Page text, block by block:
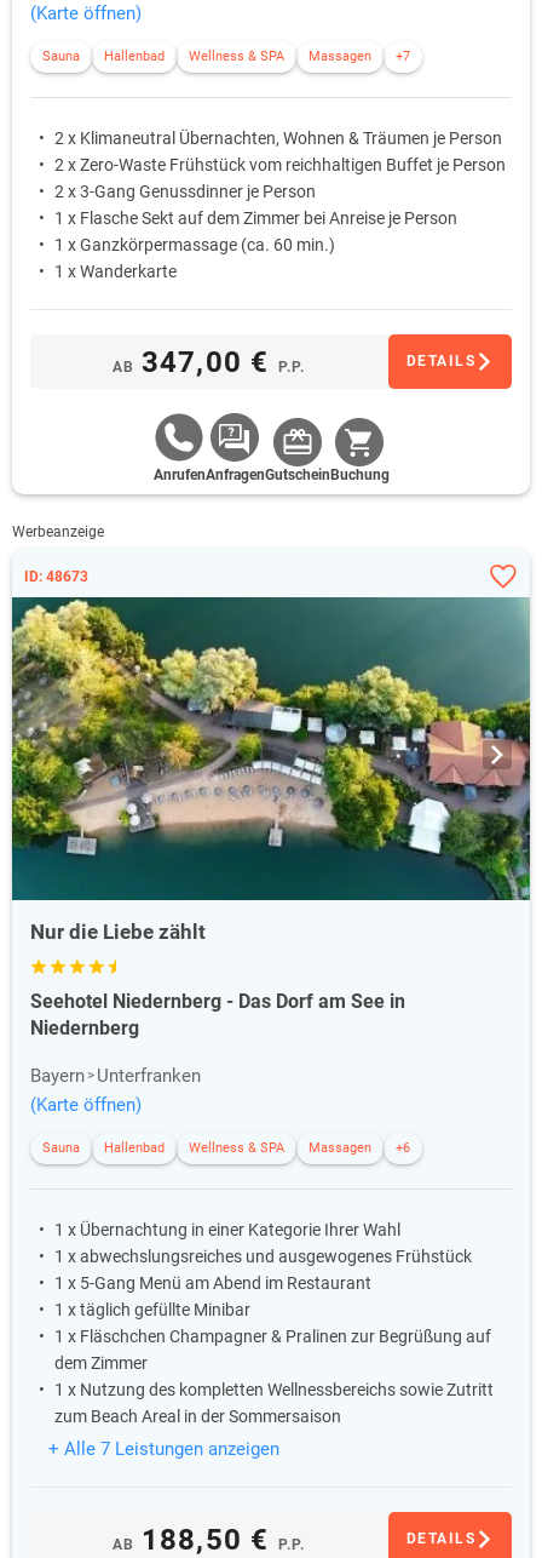
(Karte öffnen)
Sauna Hallenbad Wellness & SPA Massagen +7
2 x Klimaneutral Übernachten, Wohnen & Träumen je Person
2 x Zero-Waste Frühstück vom reichhaltigen Buffet je Person
2 x 3-Gang Genussdinner je Person
1 x Flasche Sekt auf dem Zimmer bei Anreise je Person
1 x Ganzkörpermassage (ca. 60 min.)
1 x Wanderkarte
AB 347,00 € P.P. DETAILS
AnrufenAnfragenGutschein Buchung
Werbeanzeige
ID: 48673
Nur die Liebe zählt
Seehotel Niedernberg - Das Dorf am See in
Niedernberg
Bayern
Unterfranken
(Karte öffnen)
Sauna Hallenbad Wellness & SPA Massagen +6
1 x Übernachtung in einer Kategorie Ihrer Wahl
1 x abwechslungsreiches und ausgewogenes Frühstück
1 x 5-Gang Menü am Abend im Restaurant
1 x täglich gefüllte Minibar
1 x Fläschchen Champagner & Pralinen zur Begrüßung auf
dem Zimmer
1 x Nutzung des kompletten Wellnessbereichs sowie Zutritt
zum Beach Areal in der Sommersaison
+ Alle 7 Leistungen anzeigen
AB 188,50 € P.P. DETAILS